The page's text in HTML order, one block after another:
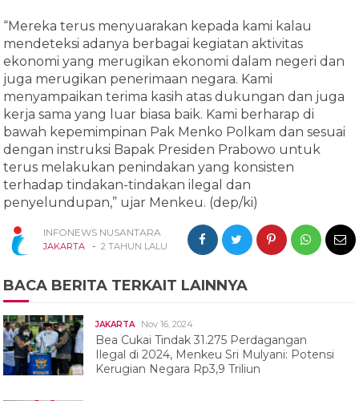
“Mereka terus menyuarakan kepada kami kalau
mendeteksi adanya berbagai kegiatan aktivitas
ekonomi yang merugikan ekonomi dalam negeri dan
juga merugikan penerimaan negara. Kami
menyampaikan terima kasih atas dukungan dan juga
kerja sama yang luar biasa baik. Kami berharap di
bawah kepemimpinan Pak Menko Polkam dan sesuai
dengan instruksi Bapak Presiden Prabowo untuk
terus melakukan penindakan yang konsisten
terhadap tindakan-tindakan ilegal dan
penyelundupan,” ujar Menkeu. (dep/ki)
INFONEWS NUSANTARA
JAKARTA - 2 TAHUN LALU
BACA BERITA TERKAIT LAINNYA
JAKARTA Nov 16, 2024
Bea Cukai Tindak 31.275 Perdagangan
Ilegal di 2024, Menkeu Sri Mulyani: Potensi
Kerugian Negara Rp3,9 Triliun